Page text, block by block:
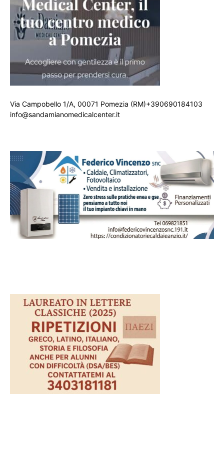
Via Campobello 1/A, 00071 Pomezia (RM)+390690184103
info@sandamianomedicalcenter.it